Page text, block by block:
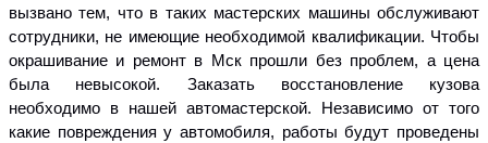
вызвано тем, что в таких мастерских машины обслуживают
сотрудники, не имеющие необходимой квалификации. Чтобы
окрашивание и ремонт в Мск прошли без проблем, а цена
была невысокой. Заказать восстановление кузова
необходимо в нашей автомастерской. Независимо от того
какие повреждения у автомобиля, работы будут проведены